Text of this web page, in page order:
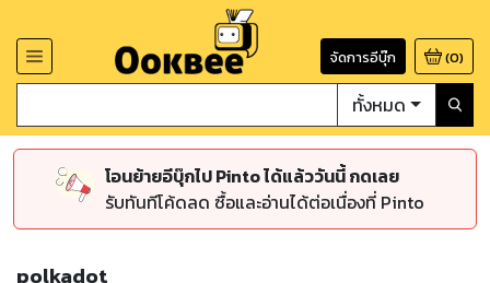
จัดการอีบุ๊ก (0)
ทั้งหมด
โอนย้ายอีบุ๊กไป Pinto ได้แล้ววันนี้ กดเลย
รับทันทีโค้ดลด ซื้อและอ่านได้ต่อเนื่องที่ Pinto
polkadot